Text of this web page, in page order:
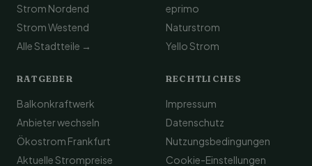
Strom Nordend
Strom Westend
Alle Stadtteile →
eprimo
Naturstrom
Yello Strom
RATGEBER
Balkonkraftwerk
Anbieter wechseln
Ökostrom Frankfurt
Aktuelle Strompreise
RECHTLICHES
Impressum
Datenschutz
Nutzungsbedingungen
Cookie-Einstellungen